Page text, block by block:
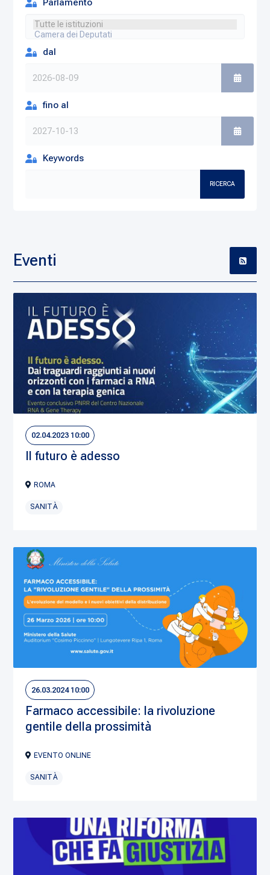
Parlamento
dal
fino al
Keywords
RICERCA
Eventi
02.04.2023 10:00
Il futuro è adesso
ROMA
SANITÀ
26.03.2024 10:00
Farmaco accessibile: la rivoluzione
gentile della prossimità
EVENTO ONLINE
SANITÀ